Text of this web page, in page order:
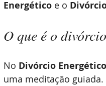
Energético e o
O que é o
No Divórcio Energético
uma meditação